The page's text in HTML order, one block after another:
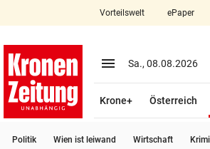
account_circle Anmelden
Vorteilswelt ePaper
menu Menü aufklappen
Sa., 08.08.2026
Krone+ Österreich
Politik Wien ist leiwand Wirtschaft